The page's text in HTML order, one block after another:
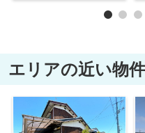
エリアの近い物件